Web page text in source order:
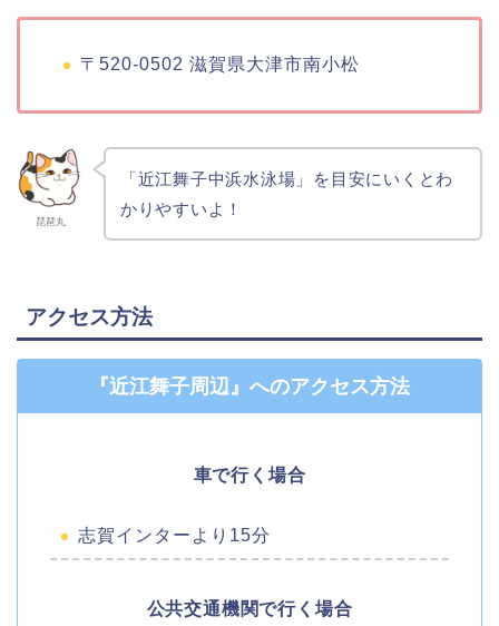
〒520-0502 滋賀県大津市南小松
琵琶丸
「近江舞子中浜水泳場」を目安にいくとわ
かりやすいよ！
アクセス方法
『近江舞子周辺』へのアクセス方法
車で行く場合
志賀インターより15分
公共交通機関で行く場合